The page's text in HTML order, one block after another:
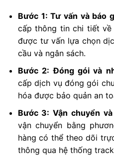
Bước 1: Tư vấn và báo
cấp thông tin chi tiết
được tư vấn lựa chọn
cầu và ngân sách.
Bước 2: Đóng gói và
cấp dịch vụ đóng gói
hóa được bảo quản an
Bước 3: Vận chuyển
vận chuyển bằng
hàng có thể theo dõi
thông qua hệ thống